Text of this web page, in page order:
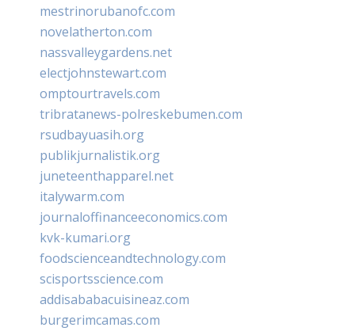
mestrinorubanofc.com
novelatherton.com
nassvalleygardens.net
electjohnstewart.com
omptourtravels.com
tribratanews-polreskebumen.com
rsudbayuasih.org
publikjurnalistik.org
juneteenthapparel.net
italywarm.com
journaloffinanceeconomics.com
kvk-kumari.org
foodscienceandtechnology.com
scisportsscience.com
addisababacuisineaz.com
burgerimcamas.com